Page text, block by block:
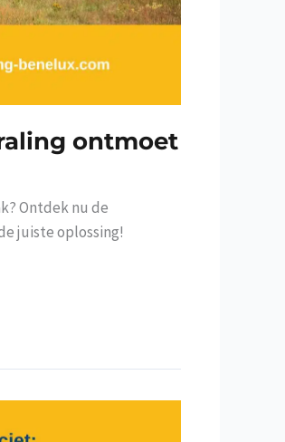
ontmoet
Ontdek nu de
juiste oplossing!